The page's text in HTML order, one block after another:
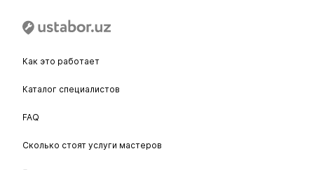
Как это работает
Каталог специалистов
FAQ
Сколько стоят услуги мастеров